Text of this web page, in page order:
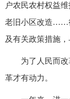
户农民农村权益
老旧小区改造……
及有关政策措施，
为了人民而
革才有动力。